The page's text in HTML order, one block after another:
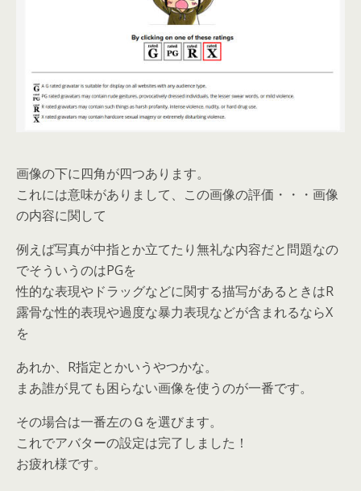
画像の下に四角が四つあります。
これには意味がありまして、この画像の評価・・・画像
の内容に関して
例えば写真が中指とか立てたり無礼な内容だと問題なの
でそういうのはPGを
性的な表現やドラッグなどに関する描写があるときはR
露骨な性的表現や過度な暴力表現などが含まれるならX
を
あれか、R指定とかいうやつかな。
まあ誰が見ても困らない画像を使うのが一番です。
その場合は一番左のＧを選びます。
これでアバターの設定は完了しました！
お疲れ様です。